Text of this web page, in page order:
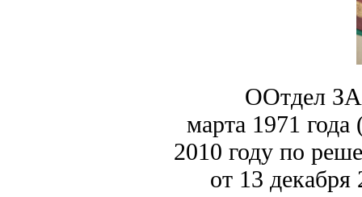
ООтдел ЗАГС
марта 1971
2010 году по
от 13